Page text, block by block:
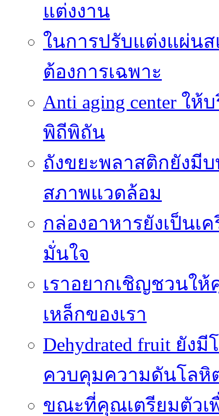
แต่งงาน
ในการปรับแต่งแผ่น
ต้องการเฉพาะ
Anti aging center ใ
พิถีพิถัน
ถังขยะพลาสติกยังมี
สภาพแวดล้อม
กล่องอาหารยังเป็นเ
มั่นใจ
เราอยากเชิญชวนใ
เหล็กของเรา
Dehydrated fruit ยัง
ควบคุมความดันโลหิ
ขณะที่คุณเตรียมตัวเ